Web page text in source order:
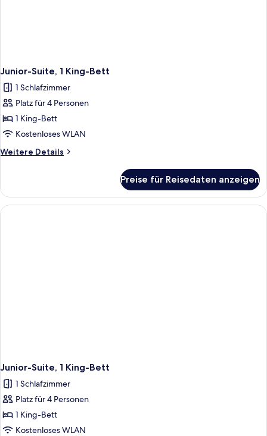
Junior-Suite, 1 King-Bett
1 Schlafzimmer
Platz für 4 Personen
1 King-Bett
Kostenloses WLAN
Weitere Details
Weitere
Suite,
1 King-
Bett
Preise für Reisedaten anzeigen
Junior-Suite, 1 King-Bett
1 Schlafzimmer
Platz für 4 Personen
1 King-Bett
Kostenloses WLAN